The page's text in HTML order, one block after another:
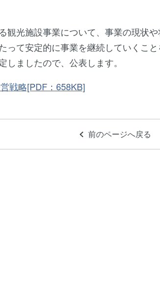
観光施設事業について、事業の現状
って安定的に事業を継続していくこ
しましたので、公表します。
戦略[PDF：658KB]
前のページへ戻る